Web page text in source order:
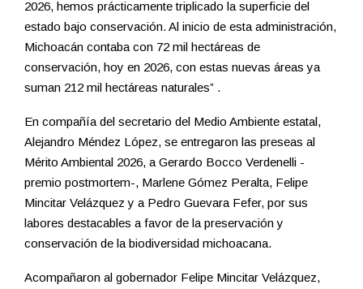
2026, hemos prácticamente triplicado la superficie del
estado bajo conservación. Al inicio de esta administración,
Michoacán contaba con 72 mil hectáreas de
conservación, hoy en 2026, con estas nuevas áreas ya
suman 212 mil hectáreas naturales” .
En compañía del secretario del Medio Ambiente estatal,
Alejandro Méndez López, se entregaron las preseas al
Mérito Ambiental 2026, a Gerardo Bocco Verdenelli -
premio postmortem-, Marlene Gómez Peralta, Felipe
Mincitar Velázquez y a Pedro Guevara Fefer, por sus
labores destacables a favor de la preservación y
conservación de la biodiversidad michoacana.
Acompañaron al gobernador Felipe Mincitar Velázquez,